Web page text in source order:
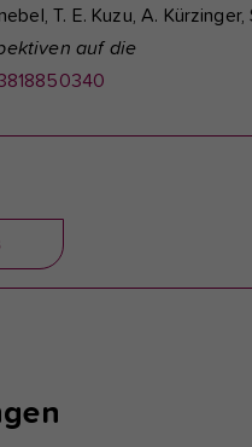
T. E. Kuzu, A. Kürzinger,
auf die